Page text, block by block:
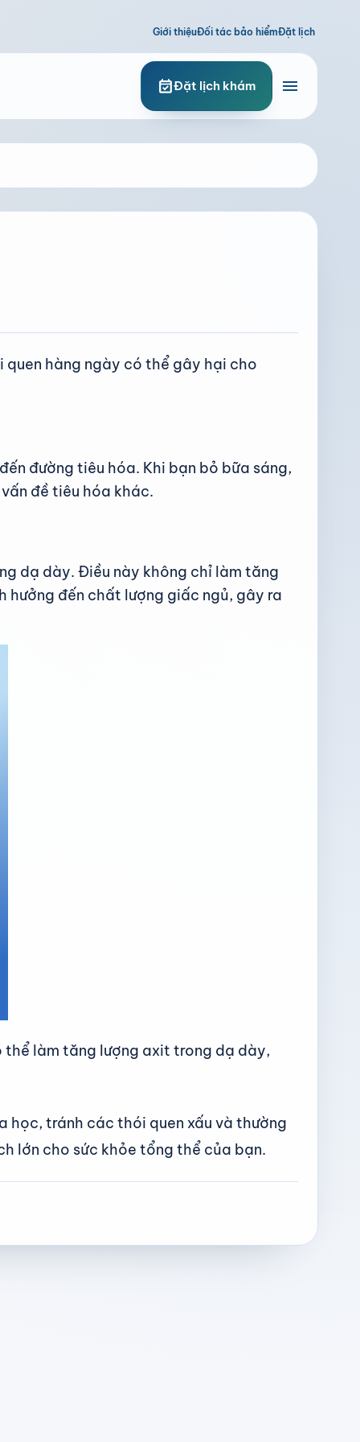
Giới thiệuĐối tác bảo hiểmĐặt lịch
event_availableĐặt lịch khám menu
quen hàng ngày có thể gây hại cho
đường tiêu hóa. Khi bạn bỏ bữa sáng,
đề tiêu hóa khác.
dạ dày. Điều này không chỉ làm tăng
hưởng đến chất lượng giấc ngủ, gây ra
thể làm tăng lượng axit trong dạ dày,
học, tránh các thói quen xấu và thường
lớn cho sức khỏe tổng thể của bạn.